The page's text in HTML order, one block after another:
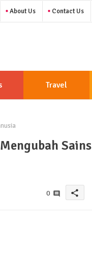
About Us Contact Us
Travel
Sains
0 share